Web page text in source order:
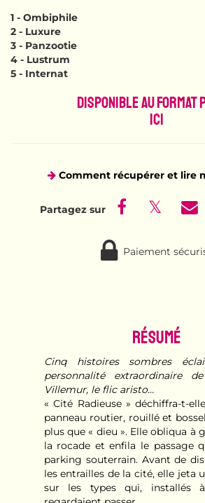
1 - Ombiphile
2 - Luxure
3 - Panzootie
4 - Lustrum
5 - Internat
Disponible au format
Ici
Comment récupérer et lire
Paiement
Résumé
Cinq histoires sombres
personnalité extraordinaire
Villemur, le flic aristo...
« Cité Radieuse » déchiffra-t-
panneau routier, rouillé et
plus que « dieu ». Elle obliqua à
la rocade et enfila le passage
parking souterrain. Avant de
les entrailles de la cité, elle jeta
sur les types qui, installés à